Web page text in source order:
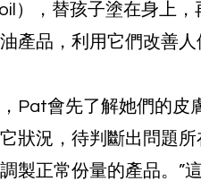
），替孩子塗在身上
產品，利用它們改善人
Pat會先了解她們的皮
狀況，待判斷出問題
製正常份量的產品。”